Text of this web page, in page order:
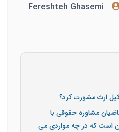
Fereshteh Ghasemi
ارث مشورت کرد؟
مشاوره حقوقی با
است که در چه مواردی می